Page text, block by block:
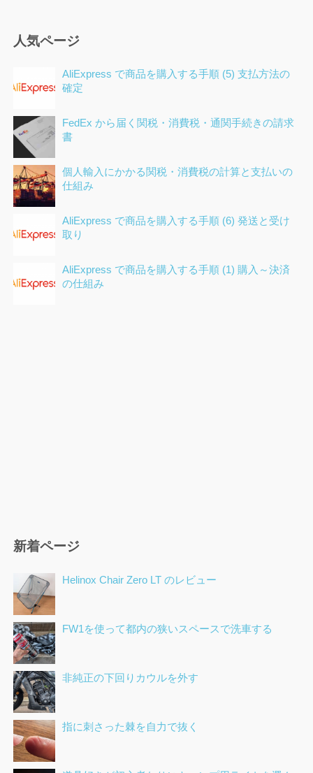
人気ページ
AliExpress で商品を購入する手順 (5) 支払方法の
確定
FedEx から届く関税・消費税・通関手続きの請求
書
個人輸入にかかる関税・消費税の計算と支払いの
仕組み
AliExpress で商品を購入する手順 (6) 発送と受け
取り
AliExpress で商品を購入する手順 (1) 購入～決済
の仕組み
新着ページ
Helinox Chair Zero LT のレビュー
FW1を使って都内の狭いスペースで洗車する
非純正の下回りカウルを外す
指に刺さった棘を自力で抜く